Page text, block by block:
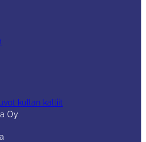
kullan kalliit
Oy